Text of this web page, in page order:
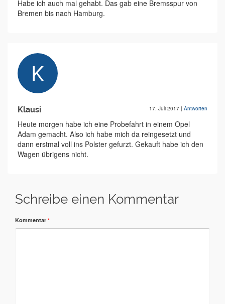
Habe ich auch mal gehabt. Das gab eine Bremsspur von
Bremen bis nach Hamburg.
Klausi 17. Juli 2017 | Antworten
Heute morgen habe ich eine Probefahrt in einem Opel
Adam gemacht. Also ich habe mich da reingesetzt und
dann erstmal voll ins Polster gefurzt. Gekauft habe ich den
Wagen übrigens nicht.
Schreibe einen Kommentar
Kommentar *